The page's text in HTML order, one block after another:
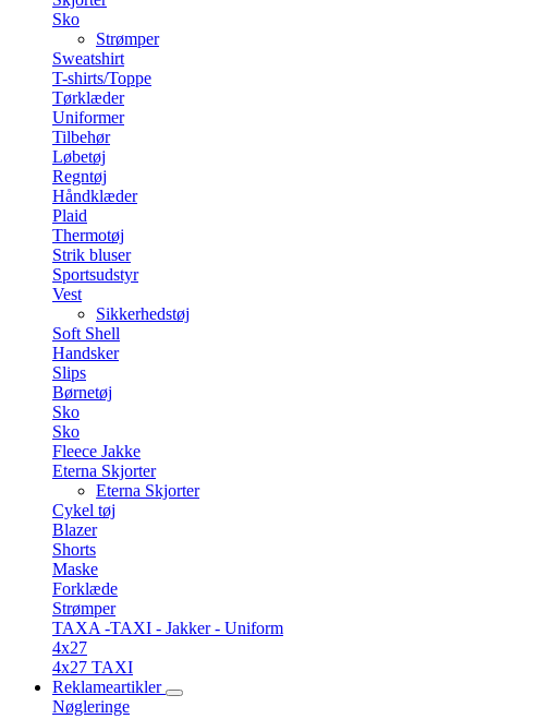
Sko
Strømper
Sweatshirt
T-shirts/Toppe
Tørklæder
Uniformer
Tilbehør
Løbetøj
Regntøj
Håndklæder
Plaid
Thermotøj
Strik bluser
Sportsudstyr
Vest
Sikkerhedstøj
Soft Shell
Handsker
Slips
Børnetøj
Sko
Sko
Fleece Jakke
Eterna Skjorter
Eterna Skjorter
Cykel tøj
Blazer
Shorts
Maske
Forklæde
Strømper
TAXA -TAXI - Jakker - Uniform
4x27
4x27 TAXI
Reklameartikler
Nøgleringe